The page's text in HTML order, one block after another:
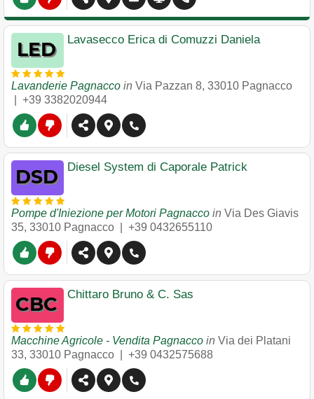
Lavasecco Erica di Comuzzi Daniela
Lavanderie Pagnacco in Via Pazzan 8, 33010 Pagnacco
+39 3382020944
Diesel System di Caporale Patrick
Pompe d'Iniezione per Motori Pagnacco in Via Des Giavis
35, 33010 Pagnacco +39 0432655110
Chittaro Bruno & C. Sas
Macchine Agricole - Vendita Pagnacco in Via dei Platani
33, 33010 Pagnacco +39 0432575688